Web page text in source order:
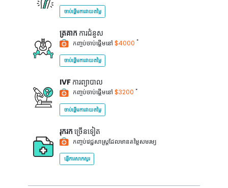
ចាប់ផ្តើមការវាយតម្លៃ
ត្រគាក ការជំនួស
កញ្ចប់ចាប់ផ្តើមនៅ $4000 *
ចាប់ផ្តើមការវាយតម្លៃ
IVF ការព្យាបាល
កញ្ចប់ចាប់ផ្តើមនៅ $3200 *
ចាប់ផ្តើមការវាយតម្លៃ
រុករក ច្រើនទៀត
កញ្ចប់វេជ្ជសាស្ត្រដែលមានតម្លៃសមរម្យ
ផ្ញើការសាកសួរ